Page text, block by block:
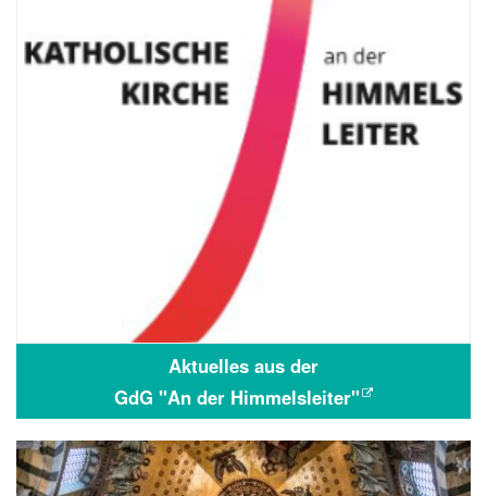
Aktuelles aus der
GdG "An der Himmelsleiter"